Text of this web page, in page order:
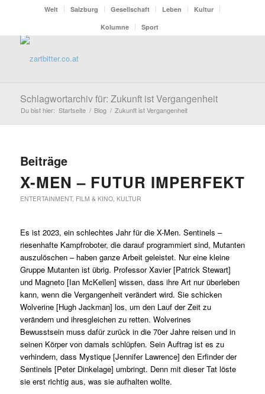
Welt Salzburg Gesellschaft Leben
Kultur
Kolumne
Sport
Schlagwortarchiv für: Zukunft ist Vergangenheit
Du bist hier: Startseite / Blog / Zukunft ist Vergangenheit
Beiträge
X-MEN – FUTUR IMPERFEKT
ENTERTAINMENT, FILM & KINO, KULTUR
Es ist 2023, ein schlechtes Jahr für die X-Men. Sentinels –
riesenhafte Kampfroboter, die darauf programmiert sind, Mutanten
auszulöschen – haben ganze Arbeit geleistet. Nur eine kleine
Gruppe Mutanten ist übrig. Professor Xavier [Patrick Stewart]
und Magneto [Ian McKellen] wissen, dass ihre Art nur überleben
kann, wenn die Vergangenheit verändert wird. Sie schicken
Wolverine [Hugh Jackman] los, um den Lauf der Zeit zu
verändern und ihresgleichen zu retten. Wolverines
Bewusstsein muss dafür zurück in die 70er Jahre reisen und in
seinen Körper von damals schlüpfen. Sein Auftrag ist es zu
verhindern, dass Mystique [Jennifer Lawrence] den Erfinder der
Sentinels [Peter Dinkelage] umbringt. Denn mit dieser Tat löste
sie erst richtig aus, was sie aufhalten wollte.